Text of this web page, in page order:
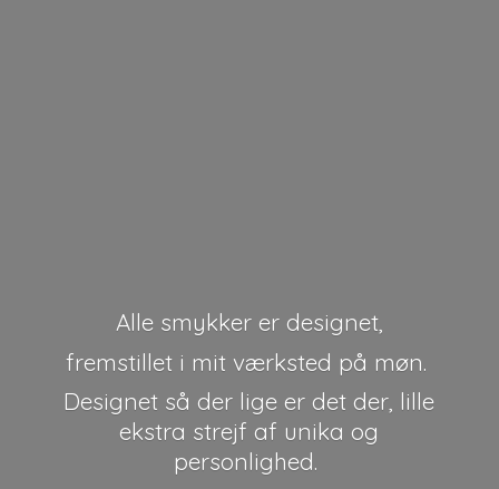
Alle smykker er designet,
fremstillet i mit værksted på møn.
Designet så der lige er det der, lille
ekstra strejf af unikaog
personlighed.